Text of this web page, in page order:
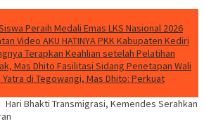
Peraih Medali Emas LKS Nasional 2026
Video AKU HATINYA PKK Kabupaten Kediri
Terapkan Keahlian setelah Pelatihan
Mas Dhito Fasilitasi Sidang Penetapan Wali
di Tegowangi, Mas Dhito: Perkuat
Hari Bhakti Transmigrasi, Kemendes Serahkan